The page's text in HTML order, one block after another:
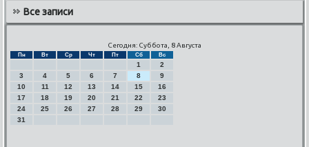
Все записи
Сегодня: Суббота, 8 Августа
Пн Вт Ср Чт Пт Сб Вс
1
2
3
4 5 6 7 8
9
10
11 12 13 14 15
16
17
18 19 20 21 22
23
24
25 26 27 28 29
30
31